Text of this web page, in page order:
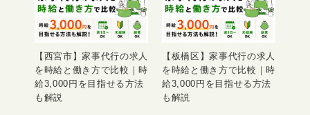
【西宮市】家事代行の求人
を時給と働き方で比較｜時
給3,000円を目指せる方法
も解説
【板橋区】家事代行の求人
を時給と働き方で比較｜時
給3,000円を目指せる方法
も解説